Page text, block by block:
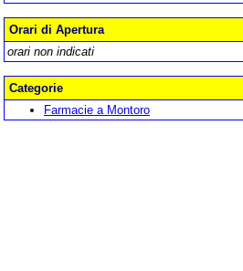
Orari di Apertura
orari non indicati
Categorie
Farmacie a Montoro